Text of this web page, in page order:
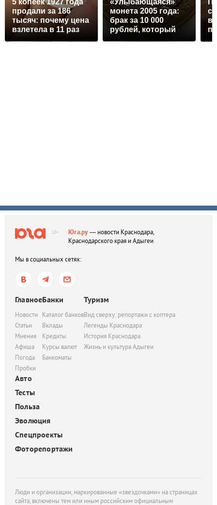
5 копеек 1927 года
продали за 186
тысяч: почему цена
взлетела в 11 раз
«Улыбающаяся»
монета 2005 года:
брак за 10 000
рублей, который
18+ Юга.ру— новости Краснодара,
Краснодарского края и Адыгеи
Мы в социальных сетях:
Главное
Новости
Статьи
Мнения
Афиша
Погода
Пробки
Банки
Каталог банков
Вклады
Кредиты
Курсы валют
Банкоматы
Туризм
Вид сверху: репортажи с коптера
Легенды Краснодара
История Краснодара
Жизнь и культура Адыгеи
Авто
Тесты
Польза
Эволюция
Спецпроекты
Фоторепортажи
Люди и организации, маркированные «звездочками» на страницах
сайта, включены тем или иным российским официальным